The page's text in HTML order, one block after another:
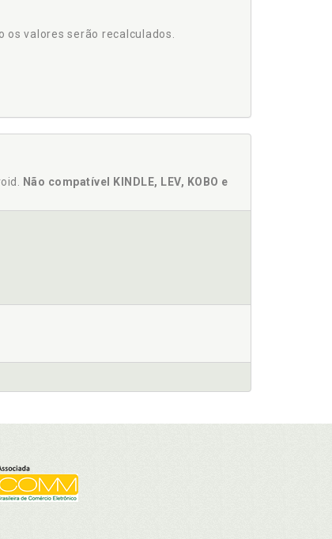
valores serão recalculados.
Não compatível KINDLE, LEV, KOBO e